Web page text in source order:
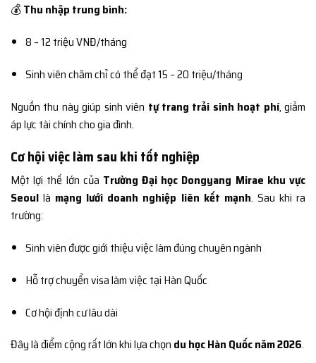
💰Thu nhập trung bình:
8 – 12 triệu VNĐ/tháng
Sinh viên chăm chỉ có thể đạt 15 – 20 triệu/tháng
Nguồn thu này giúp sinh viên tự trang trải sinh hoạt phí, giảm
áp lực tài chính cho gia đình.
Cơ hội việc làm sau khi tốt nghiệp
Một lợi thế lớn của Trường Đại học Dongyang Mirae khu vực
Seoul là mạng lưới doanh nghiệp liên kết mạnh. Sau khi ra
trường:
Sinh viên được giới thiệu việc làm đúng chuyên ngành
Hỗ trợ chuyển visa làm việc tại Hàn Quốc
Cơ hội định cư lâu dài
Đây là điểm cộng rất lớn khi lựa chọn du học Hàn Quốc năm 2026.